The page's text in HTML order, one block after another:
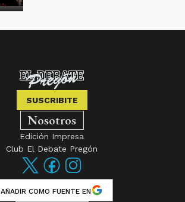
SUSCRIBITE
Nosotros
Edición Impresa
Club El Debate Pregón
AÑADIR COMO FUENTE EN